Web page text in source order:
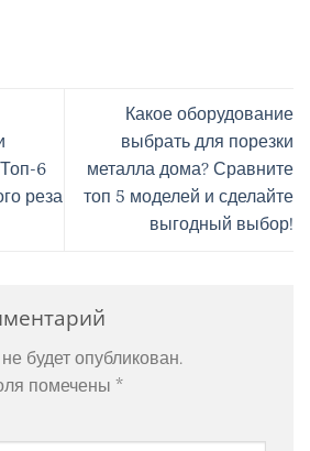
6
реза
Какое оборудование
выбрать для порезки
металла дома? Сравните
топ 5 моделей и сделайте
выгодный выбор!
будет опубликован.
помечены *